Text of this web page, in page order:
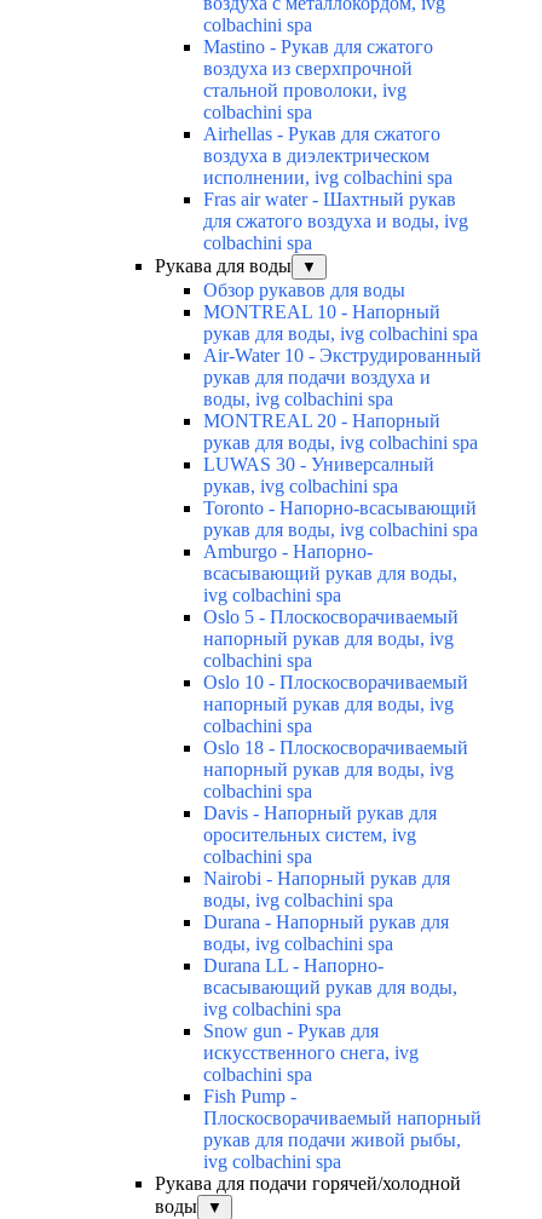
colbachini spa
Mastino - Рукав для сжатого
воздуха из сверхпрочной
стальной проволоки, ivg
colbachini spa
Airhellas - Рукав для сжатого
воздуха в диэлектрическом
исполнении, ivg colbachini spa
Fras air water - Шахтный рукав
для сжатого воздуха и воды, ivg
colbachini spa
Рукава для воды
▼
Обзор рукавов для воды
MONTREAL 10 - Напорный
рукав для воды, ivg colbachini spa
Air-Water 10 - Экструдированный
рукав для подачи воздуха и
воды, ivg colbachini spa
MONTREAL 20 - Напорный
рукав для воды, ivg colbachini spa
LUWAS 30 - Универсалный
рукав, ivg colbachini spa
Toronto - Напорно-всасывающий
рукав для воды, ivg colbachini spa
Amburgo - Напорно-
всасывающий рукав для воды,
ivg colbachini spa
Oslo 5 - Плоскосворачиваемый
напорный рукав для воды, ivg
colbachini spa
Oslo 10 - Плоскосворачиваемый
напорный рукав для воды, ivg
colbachini spa
Oslo 18 - Плоскосворачиваемый
напорный рукав для воды, ivg
colbachini spa
Davis - Напорный рукав для
оросительных систем, ivg
colbachini spa
Nairobi - Напорный рукав для
воды, ivg colbachini spa
Durana - Напорный рукав для
воды, ivg colbachini spa
Durana LL - Напорно-
всасывающий рукав для воды,
ivg colbachini spa
Snow gun - Рукав для
искусственного снега, ivg
colbachini spa
Fish Pump -
Плоскосворачиваемый напорный
рукав для подачи живой рыбы,
ivg colbachini spa
Рукава для подачи горячей/холодной
воды
▼